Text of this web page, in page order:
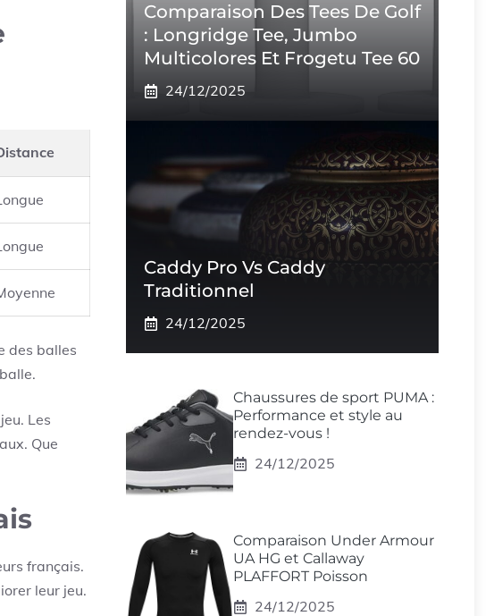
des balles
Les
Que
français.
leur jeu.
Comparaison Des Tees De Golf
: Longridge Tee, Jumbo
Multicolores Et Frogetu Tee 60
24/12/2025
Caddy Pro Vs Caddy
Traditionnel
24/12/2025
Chaussures de sport PUMA :
Performance et style au
rendez-vous !
24/12/2025
Comparaison Under Armour
UA HG et Callaway
PLAFFORT Poisson
24/12/2025